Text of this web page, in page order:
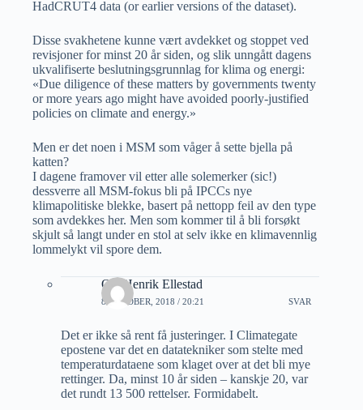
HadCRUT4 data (or earlier versions of the dataset).
Disse svakhetene kunne vært avdekket og stoppet ved
revisjoner for minst 20 år siden, og slik unngått dagens
ukvalifiserte beslutningsgrunnlag for klima og energi:
«Due diligence of these matters by governments twenty
or more years ago might have avoided poorly-justified
policies on climate and energy.»
Men er det noen i MSM som våger å sette bjella på
katten?
I dagene framover vil etter alle solemerker (sic!)
dessverre all MSM-fokus bli på IPCCs nye
klimapolitiske blekke, basert på nettopp feil av den type
som avdekkes her. Men som kommer til å bli forsøkt
skjult så langt under en stol at selv ikke en klimavennlig
lommelykt vil spore dem.
Ole Henrik Ellestad
8 OKTOBER, 2018 / 20:21 SVAR
Det er ikke så rent få justeringer. I Climategate
epostene var det en datatekniker som stelte med
temperaturdataene som klaget over at det bli mye
rettinger. Da, minst 10 år siden – kanskje 20, var
det rundt 13 500 rettelser. Formidabelt.